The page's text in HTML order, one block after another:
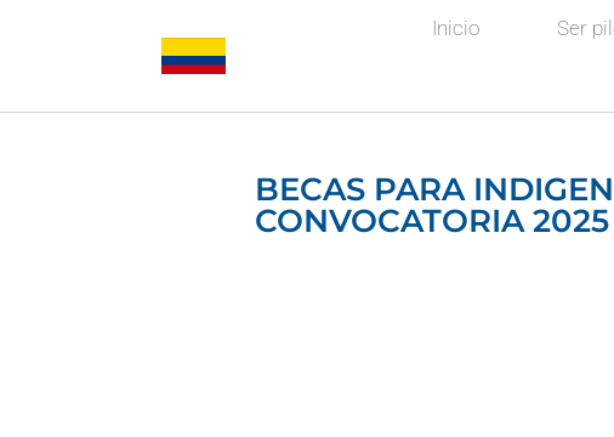
Inicio Ser
BECAS PARA
CONVOCATORIA